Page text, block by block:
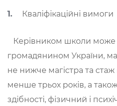
Кваліфікаційні вимоги
Керівником школи може
громадянином України,
не нижче магістра та стаж
менше трьох років, а також
здібності, фізичний і